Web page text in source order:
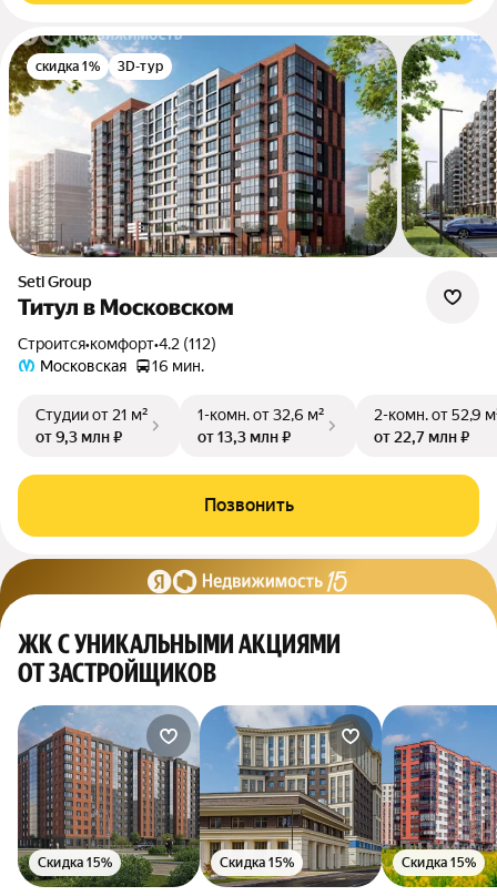
скидка 1% 3D-тур
Setl Group
Титул в Московском
Строится•комфорт•4.2 (112)
Московская
16 мин.
Студииот 21 м²
от 9,3 млн ₽
1-комн.от 32,6 м²
от 13,3 млн ₽
2-комн.от 52,9
от 22,7 млн ₽
Позвонить
ЖК С УНИКАЛЬНЫМИ АКЦИЯМИ
ОТ ЗАСТРОЙЩИКОВ
Скидка 15% Скидка 15% Скидка 15%